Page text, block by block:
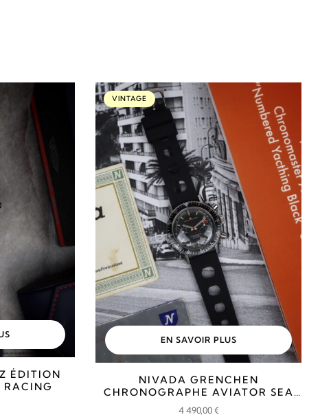
ÉDITION
RACING
EN SAVOIR PLUS
VINTAGE
NIVADA GRENCHEN
CHRONOGRAPHE AVIATOR SEA
DIVER
4 490,00€